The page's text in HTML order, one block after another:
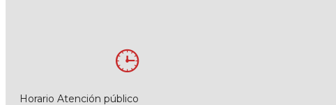
Horario Atención público